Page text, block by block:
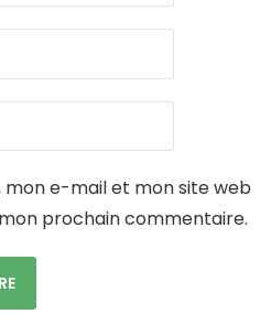
mon e-mail et mon site web
prochain commentaire.